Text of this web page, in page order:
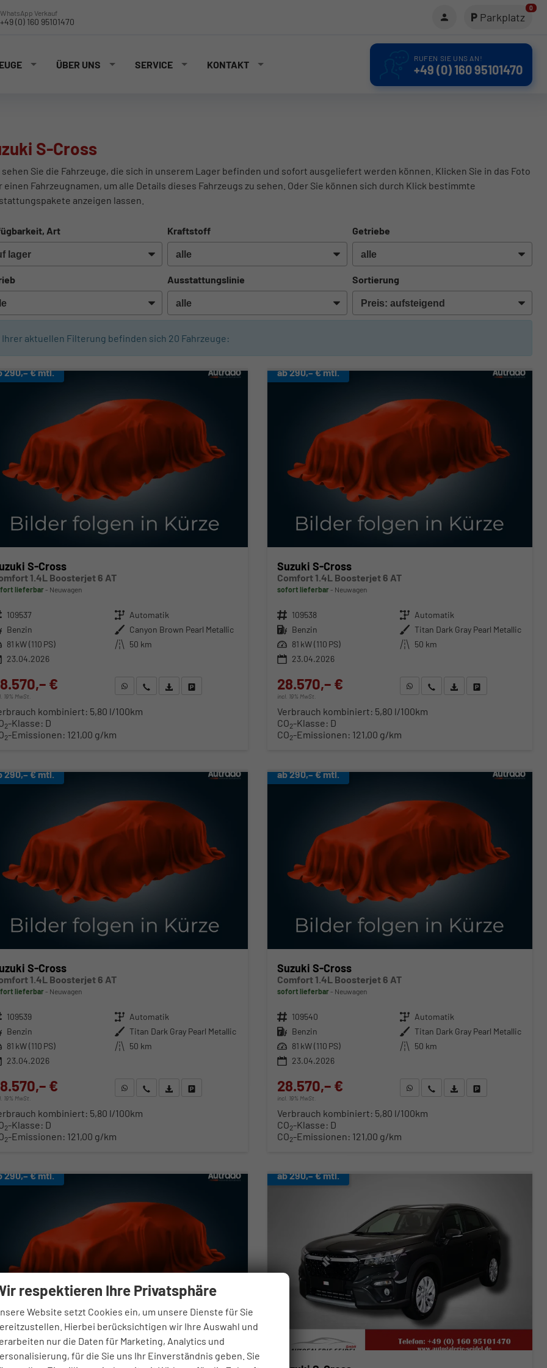
WhatsApp Verkauf
+49 (0) 160 95101470 Parkplatz
0
ÜBER UNS SERVICE KONTAKT
RUFEN SIE UNS AN!
+49 (0) 160 95101470
S-Cross
sehen Sie die Fahrzeuge, die sich in unserem Lager befinden und sofort ausgeliefert werden können. Klicken Sie in das Foto
einen Fahrzeugnamen, um alle Details dieses Fahrzeugs zu sehen. Oder Sie können sich durch Klick bestimmte
anzeigen lassen.
Art Kraftstoff Getriebe
Ausstattungslinie Sortierung
Ihrer aktuellen Filterung befinden sich 20 Fahrzeuge:
290,– € mtl.
S-Cross
1.4L Boosterjet 6 AT
lieferbar Neuwagen
109537 Getriebe Automatik
Benzin Außenfarbe Canyon Brown Pearl Metallic
81 kW (110 PS) Kilometerstand 50 km
23.04.2026
€
19% MwSt.
WhatsApp anfragen
Wir rufen Sie anFahrzeugexposé (PDF)
kombiniert: 5,80 l/100km
2-Klasse: D
2-Emissionen: 121,00 g/km
ab 290,– € mtl.
Suzuki S-Cross
Comfort 1.4L Boosterjet 6 AT
sofort lieferbar Neuwagen
Fahrzeugnr. 109538 Getriebe Automatik
Kraftstoff Benzin Außenfarbe Titan Dark Gray Pearl Metallic
Leistung 81 kW (110 PS) Kilometerstand 50 km
23.04.2026
28.570,– €
incl. 19% MwSt.
WhatsApp anfragen
Wir rufen Sie anFahrzeugexposé (PDF)
Fahrzeug parken
Verbrauch kombiniert: 5,80 l/100km
CO2-Klasse: D
CO2-Emissionen: 121,00 g/km
290,– € mtl.
S-Cross
1.4L Boosterjet 6 AT
lieferbar Neuwagen
109539 Getriebe Automatik
Benzin Außenfarbe Titan Dark Gray Pearl Metallic
81 kW (110 PS) Kilometerstand 50 km
23.04.2026
€
19% MwSt.
WhatsApp anfragen
Wir rufen Sie anFahrzeugexposé (PDF)
kombiniert: 5,80 l/100km
2-Klasse: D
2-Emissionen: 121,00 g/km
ab 290,– € mtl.
Suzuki S-Cross
Comfort 1.4L Boosterjet 6 AT
sofort lieferbar Neuwagen
Fahrzeugnr. 109540 Getriebe Automatik
Kraftstoff Benzin Außenfarbe Titan Dark Gray Pearl Metallic
Leistung 81 kW (110 PS) Kilometerstand 50 km
23.04.2026
28.570,– €
incl. 19% MwSt.
WhatsApp anfragen
Wir rufen Sie anFahrzeugexposé (PDF)
Fahrzeug parken
Verbrauch kombiniert: 5,80 l/100km
CO2-Klasse: D
CO2-Emissionen: 121,00 g/km
290,– € mtl. ab 290,– € mtl.
respektieren Ihre Privatsphäre
Website setzt Cookies ein, um unsere Dienste für Sie
Hierbei berücksichtigen wir Ihre Auswahl und
nur die Daten für Marketing, Analytics und
für die Sie uns Ihr Einverständnis geben. Sie